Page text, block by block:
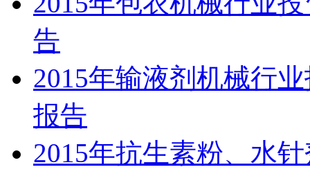
告
2015年输液剂机械行
报告
2015年抗生素粉、水